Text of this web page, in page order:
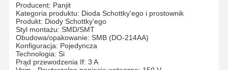
Producent: Panjit
Kategoria produktu: Dioda Schottky'ego i prostownik
Produkt: Diody Schottky'ego
Styl montażu: SMD/SMT
Obudowa/opakowanie: SMB (DO-214AA)
Konfiguracja: Pojedyncza
Technologia: Si
Prąd przewodzenia If: 3 A